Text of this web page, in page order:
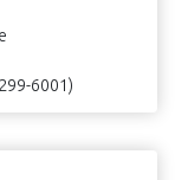
6001)